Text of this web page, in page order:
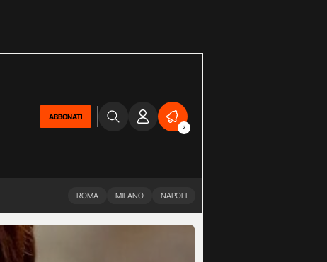
ABBONATI
2
ROMA MILANO NAPOLI